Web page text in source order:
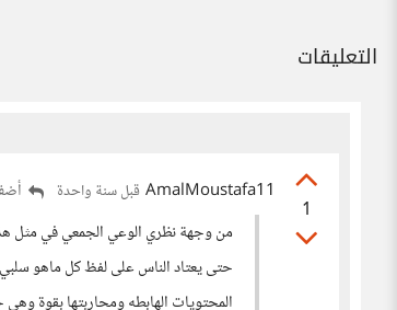
التعليقات
1
AmalMoustafa11 قبل سنة واحدة
من وجهة نظري الوعي الجمعي في مثل
حتى يعتاد الناس على لفظ كل ماهو
المحتويات الهابطه ومحاربتها بقوة